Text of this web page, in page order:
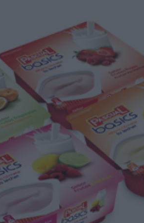
QUE SE DISFRUTA DOS VECES’, DE INUSUALY PARA CERVEZA
DE DENTSU CREATIVE PARA ORANGE
CADA BOTELLA EN UNA OPORTUNIDAD DE INCLUSIÓN
PERFECTO DEL VERANO’
TRANSFORMADOR DEL AUDIO EN SU NUEVA CAMPAÑA
DE VML PARA MOVISTAR
DE LAS AFICIONES PARA EL REGRESO DEL FÚTBOL
A DISEÑAR SU PRÓXIMA CAMISETA FOREVER
HOMENAJE AL UNIVERSO DE 'LOS SIMPSON'
DE SU FUNDADOR COMO AVAL DE SU CALIDAD
PREMIOS DE MARKETING Y COMUNICACIÓN EN EL SECTOR
AUTOPRODUCCIÓN DE DUNKIN’
SUS VENTAS EN EL PRIMER SEMESTRE HASTA LOS 196